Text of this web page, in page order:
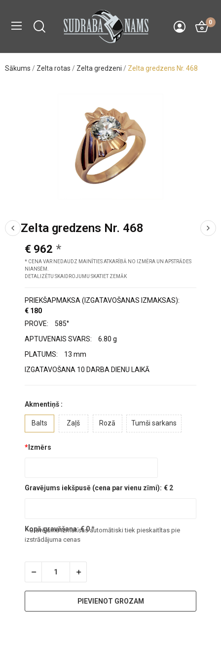
0
Sākums Zelta rotas Zelta gredzeni Zelta gredzens Nr. 468
Zelta gredzens Nr. 468
€ 962
* CENA VAR NEDAUDZ MAINĪTIES ATKARĪBĀ NO IZMĒRA UN APSTRĀDES
NIANSĒM.
DETALIZĒTU SKAIDROJUMU SKATIET ZEMĀK
PRIEKŠAPMAKSA (IZGATAVOŠANAS IZMAKSAS):
€ 180
PROVE:
585°
APTUVENAIS SVARS:
6.80 g
PLATUMS:
13 mm
IZGATAVOŠANA 10 DARBA DIENU LAIKĀ
Akmentiņš :
Balts Zaļš Rozā Tumši sarkans
* Izmērs
Gravējums iekšpusē (cena par vienu zīmi): € 2
Kopā gravēšana:€0*
* Gravējuma izmaksas automātiski tiek pieskaitītas pie
izstrādājuma cenas
PIEVIENOT GROZAM